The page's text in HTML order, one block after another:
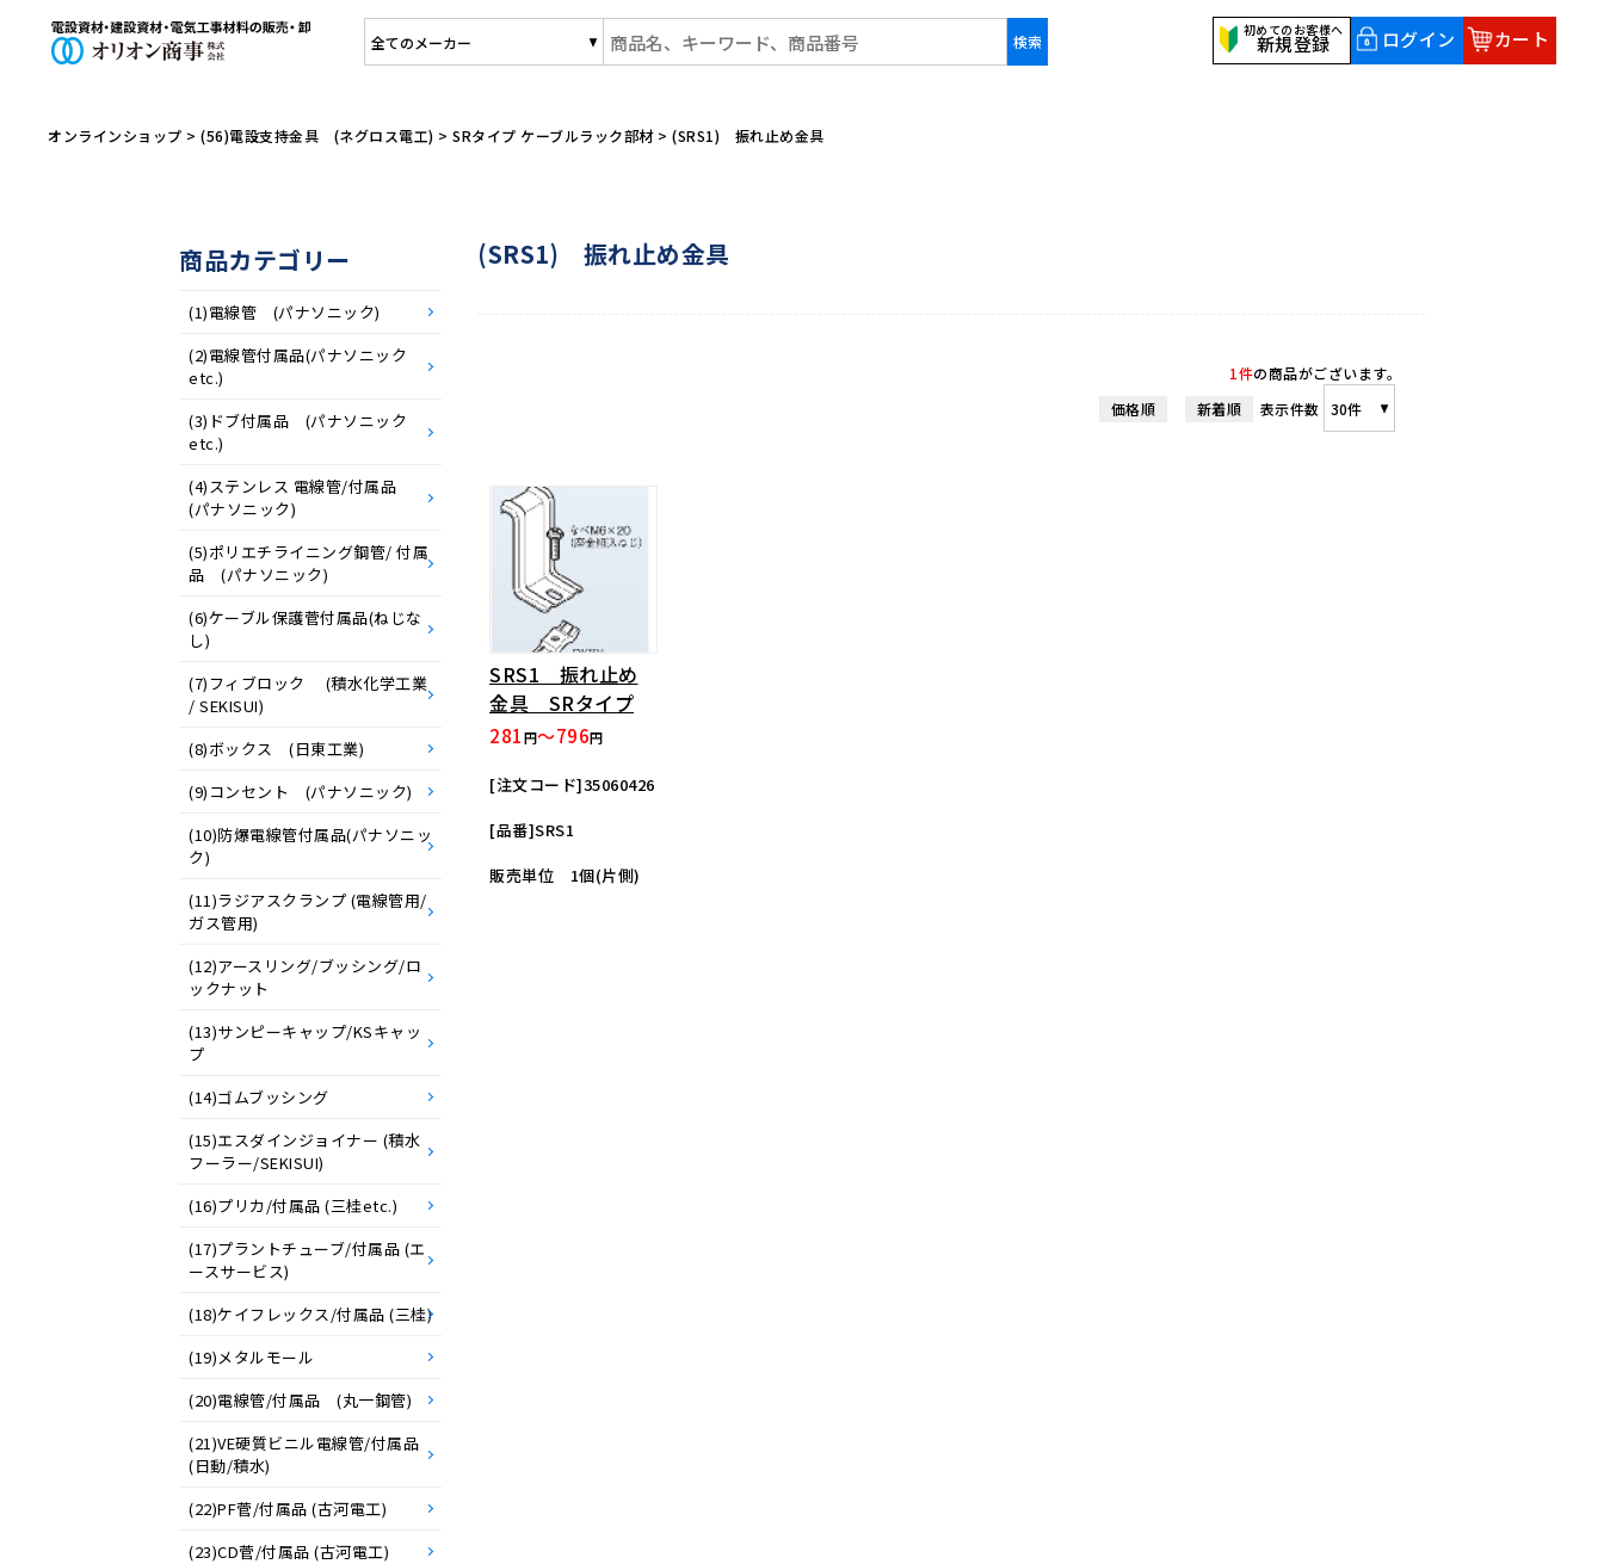
オリオン商事株式会社/商品一覧ページ 初めてのお客様へ
新規登録 ログイン カート
オンラインショップ > (56)電設支持金具 (ネグロス電工) > SRタイプ ケーブルラック部材 > (SRS1) 振れ止め金具
(SRS1) 振れ止め金具
1件の商品がございます。
価格順
新着順 表示件数
SRS1 振れ止め
金具 SRタイプ
281円～796円
[注文コード]35060426
[品番]SRS1
販売単位 1個(片側)
商品カテゴリー
(1)電線管 (パナソニック)
(2)電線管付属品(パナソニック
etc.)
(3)ドブ付属品 (パナソニック
etc.)
(4)ステンレス 電線管/付属品
(パナソニック)
(5)ポリエチライニング鋼管/ 付属
品 (パナソニック)
(6)ケーブル保護菅付属品(ねじな
し)
(7)フィブロック (積水化学工業
/ SEKISUI)
(8)ボックス (日東工業)
(9)コンセント (パナソニック)
(10)防爆電線管付属品(パナソニッ
ク)
(11)ラジアスクランプ (電線管用/
ガス管用)
(12)アースリング/ブッシング/ロ
ックナット
(13)サンピーキャップ/KSキャッ
プ
(14)ゴムブッシング
(15)エスダインジョイナー (積水
フーラー/SEKISUI)
(16)プリカ/付属品 (三桂etc.)
(17)プラントチューブ/付属品 (エ
ースサービス)
(18)ケイフレックス/付属品 (三桂)
(19)メタルモール
(20)電線管/付属品 (丸一鋼管)
(21)VE硬質ビニル電線管/付属品
(日動/積水)
(22)PF菅/付属品 (古河電工)
(23)CD菅/付属品 (古河電工)